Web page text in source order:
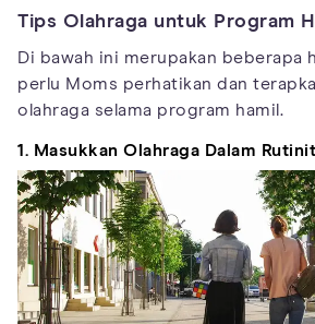
Tips Olahraga untuk Program
Di bawah ini merupakan beberapa
perlu Moms perhatikan dan
olahraga selama program hamil.
1. Masukkan Olahraga Dalam